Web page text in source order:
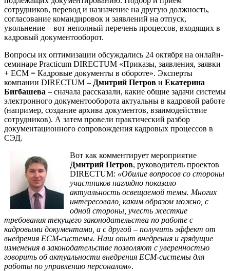
сотрудников, перевод и назначение на другую должность,
согласование командировок и заявлений на отпуск,
увольнение – вот неполный перечень процессов, входящих в
кадровый документооборот.
Вопросы их оптимизации обсуждались 24 октября на онлайн-
семинаре Practicum DIRECTUM «Приказы, заявления, заявки
+ ECM = Кадровые документы в обороте». Эксперты
компании DIRECTUM – Дмитрий Петров и Екатерина
Бигбашева – сначала рассказали, какие общие задачи системы
электронного документооборота актуальны в кадровой работе
(например, создание архива документов, взаимодействие
сотрудников). А затем провели практический разбор
документационного сопровождения кадровых процессов в
СЭД.
Вот как комментирует мероприятие
Дмитрий Петров, руководитель проектов
DIRECTUM: «Обилие вопросов со стороны
участников наглядно показало
актуальность освещаемой темы. Многих
интересовало, каким образом можно, с
одной стороны, учесть жесткие
требования текущего законодательства по работе с
кадровыми документами, а с другой – получить эффект от
внедрения ECM-системы. Наш опыт внедрения и грядущие
изменения в законодательстве позволяют с уверенностью
говорить об актуальности внедрения ECM-системы для
работы по управлению персоналом».